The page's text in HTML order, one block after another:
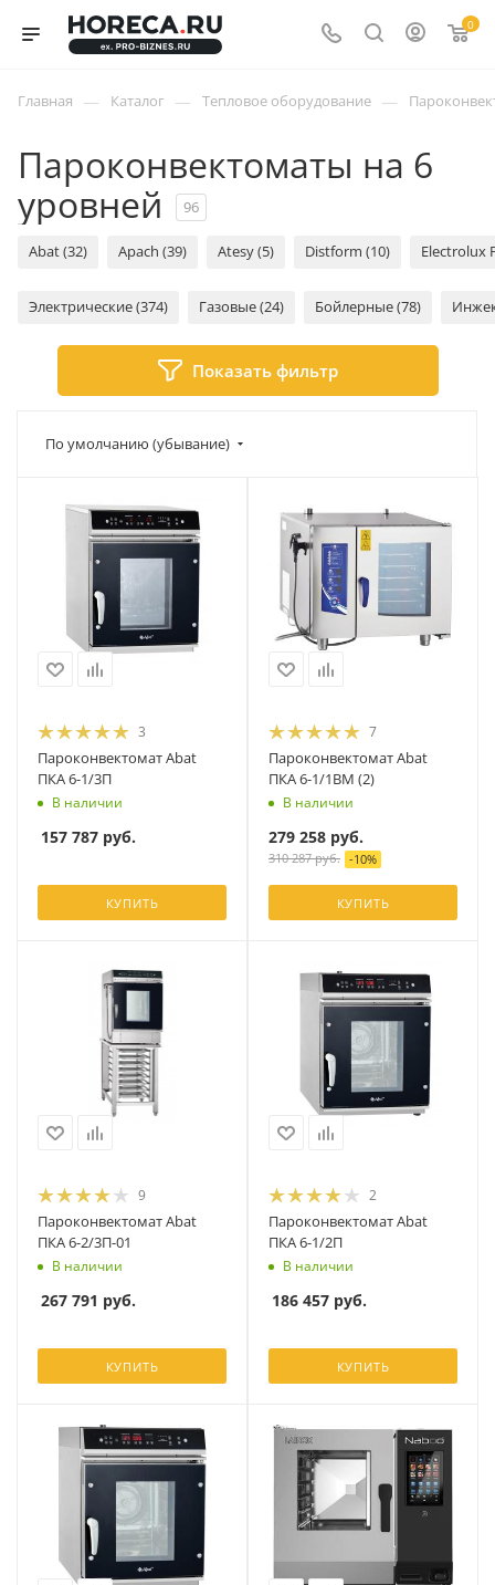
0
Главная — Каталог — Тепловое оборудование —
Пароконвектоматы на 6
уровней
96
Abat (32) Apach (39) Atesy (5) Distform (10) Electrolux
Электрические (374) Газовые (24) Бойлерные (78)
Показать фильтр
По умолчанию (убывание)
3
Пароконвектомат Abat
ПКА 6-1/3П
В наличии
157 787 руб.
КУПИТЬ
7
Пароконвектомат Abat
ПКА 6-1/1ВМ (2)
В наличии
279 258 руб.
310 287руб. -10%
КУПИТЬ
9
Пароконвектомат Abat
ПКА 6-2/3П-01
В наличии
267 791 руб.
КУПИТЬ
2
Пароконвектомат Abat
ПКА 6-1/2П
В наличии
186 457 руб.
КУПИТЬ